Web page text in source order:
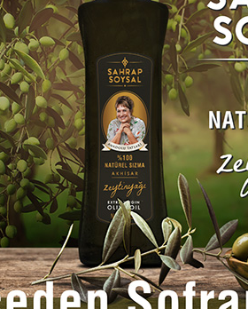
Ciğer Sote Tarifi